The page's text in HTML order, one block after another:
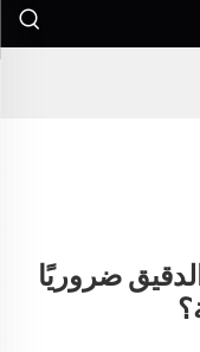
ضروريًا